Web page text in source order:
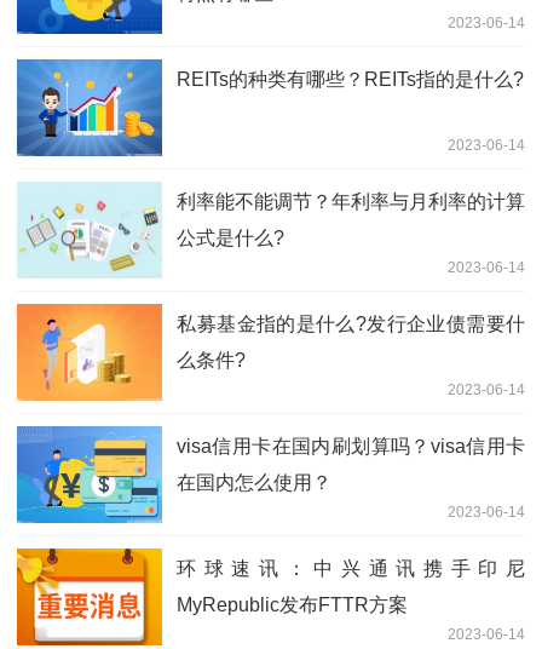
2023-06-14
REITs的种类有哪些？REITs指的是什么?
2023-06-14
利率能不能调节？年利率与月利率的计算
公式是什么?
2023-06-14
​私募基金指的是什么?发行企业债需要什
么条件?
2023-06-14
visa信用卡在国内刷划算吗？visa信用卡
在国内怎么使用？
2023-06-14
环球速讯：中兴通讯携手印尼
MyRepublic发布FTTR方案
2023-06-14